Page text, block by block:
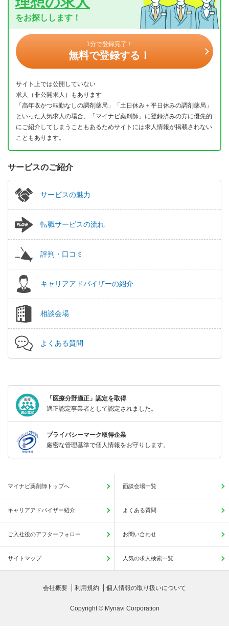
をお探しします！
1分で登録完了！
無料で登録する！
サイト上では公開していない
求人（非公開求人）もあります
「高年収かつ転勤なしの調剤薬局」「土日休み＋平日休みの調剤薬局」
といった人気求人の場合、「マイナビ薬剤師」に登録済みの方に優先的
にご紹介してしまうこともあるためサイトには求人情報が掲載されない
こともあります。
サービスのご紹介
サービスの魅力
転職サービスの流れ
評判・口コミ
キャリアアドバイザーの紹介
相談会場
よくある質問
「医療分野適正」認定を取得
適正認定事業者として認定されました。
プライバシーマーク取得企業
厳密な管理基準で個人情報をお守りします。
マイナビ薬剤師トップへ 面談会場一覧
キャリアアドバイザー紹介 よくある質問
ご入社後のアフターフォロー お問い合わせ
サイトマップ 人気の求人検索一覧
会社概要 利用規約 個人情報の取り扱いについて
Copyright © Mynavi Corporation